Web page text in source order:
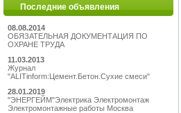
Последние объявления
08.08.2014
ОБЯЗАТЕЛЬНАЯ ДОКУМЕНТАЦИЯ ПО
ОХРАНЕ ТРУДА
11.03.2013
Журнал
"ALITinform:Цемент.Бетон.Сухие смеси"
28.01.2019
"ЭНЕРГЕЙМ"Электрика Электромонтаж
Электромонтажные работы Москва